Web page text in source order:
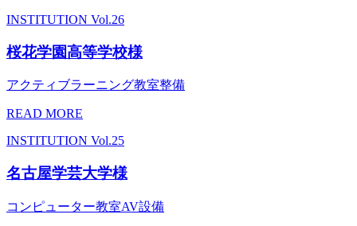
INSTITUTION Vol.26
桜花学園高等学校様
アクティブラーニング教室整備
READ MORE
INSTITUTION Vol.25
名古屋学芸大学様
コンピューター教室AV設備